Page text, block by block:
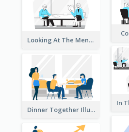
Looking At The Menu Illustration
Dinner Together Illustration